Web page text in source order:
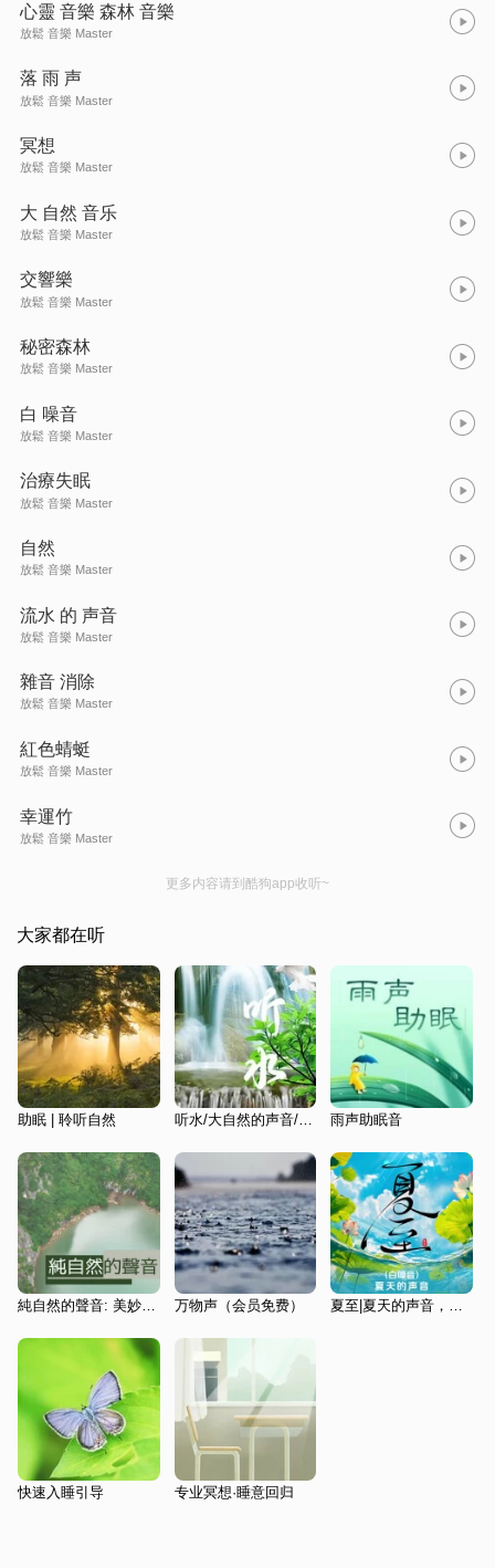
心靈 音樂 森林 音樂
放鬆 音樂 Master
落 雨 声
放鬆 音樂 Master
冥想
放鬆 音樂 Master
大 自然 音乐
放鬆 音樂 Master
交響樂
放鬆 音樂 Master
秘密森林
放鬆 音樂 Master
白 噪音
放鬆 音樂 Master
治療失眠
放鬆 音樂 Master
自然
放鬆 音樂 Master
流水 的 声音
放鬆 音樂 Master
雜音 消除
放鬆 音樂 Master
紅色蜻蜓
放鬆 音樂 Master
幸運竹
放鬆 音樂 Master
更多内容请到酷狗app收听~
大家都在听
助眠 | 聆听自然 听水/大自然的声音/助眠白噪音 精品合集 雨声助眠音
純自然的聲音: 美妙的音樂, 背景音樂, 鳥叫聲, 溪水聲 万物声（会员免费） 夏至|夏天的声音，助眠放松|纯自然治愈，白噪音雨声
快速入睡引导 专业冥想·睡意回归